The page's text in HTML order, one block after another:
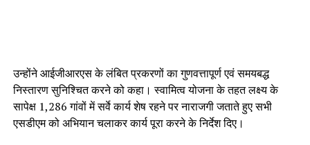
उन्होंने आईजीआरएस के लंबित प्रकरणों का गुणवत्तापूर्ण एवं समयबद्ध
निस्तारण सुनिश्चित करने को कहा। स्वामित्व योजना के तहत लक्ष्य के
सापेक्ष 1,286 गांवों में सर्वे कार्य शेष रहने पर नाराजगी जताते हुए सभी
एसडीएम को अभियान चलाकर कार्य पूरा करने के निर्देश दिए।